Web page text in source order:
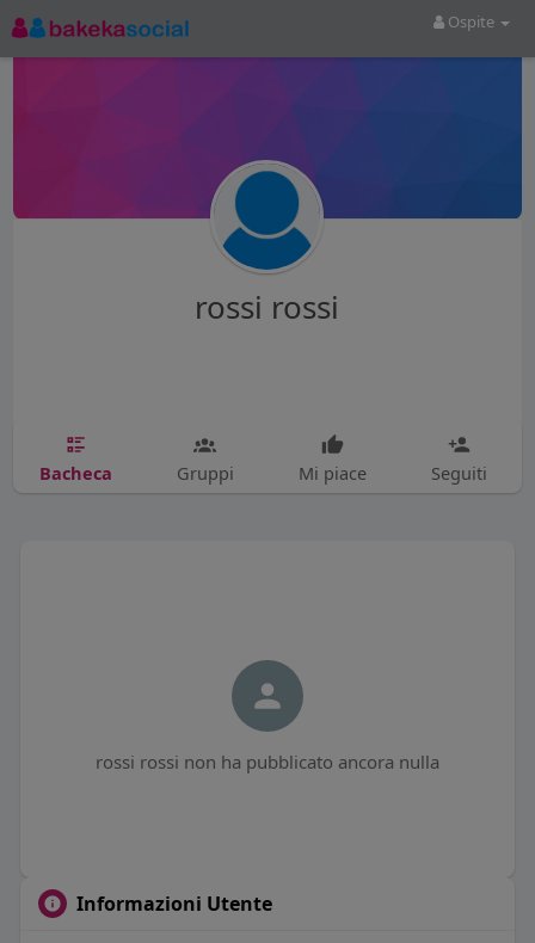
Ospite
rossi rossi
Bacheca Gruppi Mi piace Seguiti
rossi rossi non ha pubblicato ancora nulla
Informazioni Utente